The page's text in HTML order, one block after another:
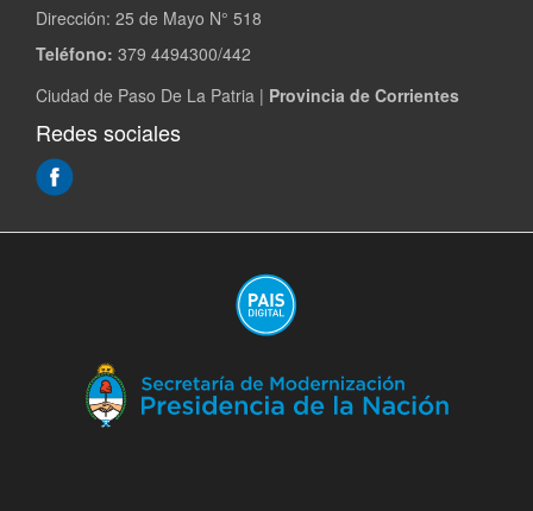
Dirección: 25 de Mayo N° 518
Teléfono: 379 4494300/442
Ciudad de Paso De La Patria | Provincia de Corrientes
Redes sociales